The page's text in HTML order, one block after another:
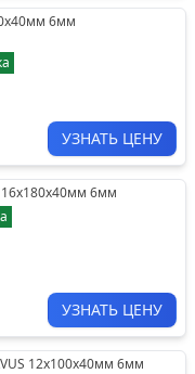
6мм
УЗНАТЬ ЦЕНУ
16х180х40мм 6мм
УЗНАТЬ ЦЕНУ
12х100х40мм 6мм